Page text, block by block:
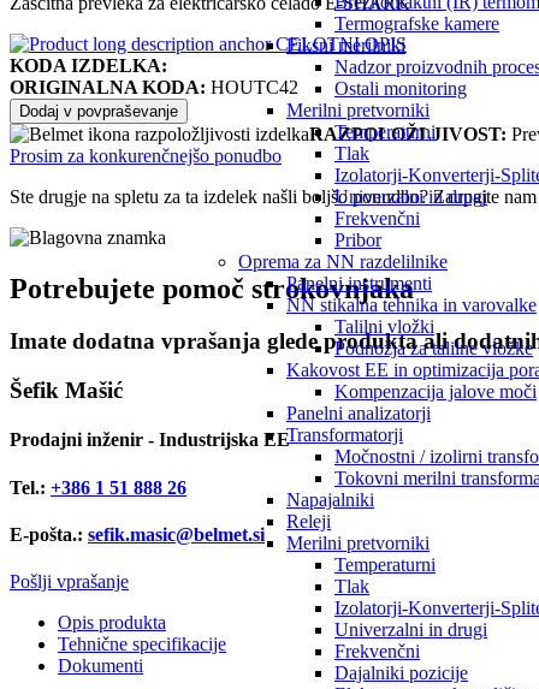
Termografske kamere
Fiksni merilniki
Nadzor proizvodnih
Ostali monitoring
Merilni pretvorniki
Temperaturni
Tlak
Izolatorji-Konverterji-
Univerzalni in drugi
Frekvenčni
Pribor
Oprema za NN razdelilnike
Panelni instrumenti
NN stikalna tehnika in varovalke
Talilni vložki
Podnožja za talilne vložke
Kakovost EE in optimizacija
Kompenzacija jalove moči
Panelni analizatorji
Transformatorji
Močnostni / izolirni
Tokovni merilni
Napajalniki
Releji
Merilni pretvorniki
Temperaturni
Tlak
Izolatorji-Konverterji-
Univerzalni in drugi
Frekvenčni
Dajalniki pozicije
CELOTNI OPIS
KODA IZDELKA:
ORIGINALNA KODA: HOUTC42
Dodaj v povpraševanje
RAZPOLOŽLJIVOST:
Prosim za konkurenčnejšo ponudbo
Ste drugje na spletu za ta izdelek našli boljšo ponudbo? Zaupajte
Potrebujete pomoč strokovnjaka
Imate dodatna vprašanja glede produkta ali
Šefik Mašić
Prodajni inženir - Industrijska EE
Tel.: +386 1 51 888 26
E-pošta.: sefik.masic@belmet.si
Pošlji vprašanje
Opis produkta
Tehnične specifikacije
Dokumenti